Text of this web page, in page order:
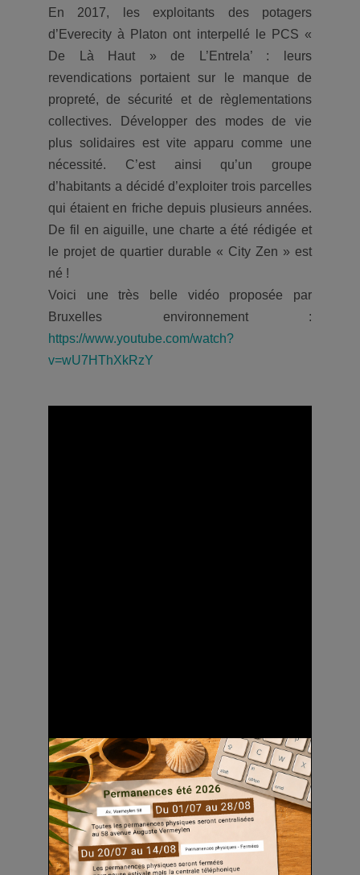
En 2017, les exploitants des potagers
d’Everecity à Platon ont interpellé le PCS «
De Là Haut » de L’Entrela’ : leurs
revendications portaient sur le manque de
propreté, de sécurité et de règlementations
collectives. Développer des modes de vie
plus solidaires est vite apparu comme une
nécessité. C’est ainsi qu’un groupe
d’habitants a décidé d’exploiter trois parcelles
qui étaient en friche depuis plusieurs années.
De fil en aiguille, une charte a été rédigée et
le projet de quartier durable « City Zen » est
né !
Voici une très belle vidéo proposée par
Bruxelles environnement :
https://www.youtube.com/watch?
v=wU7HThXkRzY